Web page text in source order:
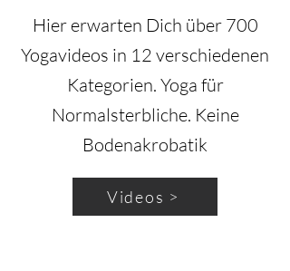
Hier erwarten Dich über 700
Yogavideos in 12 verschiedenen
Kategorien. Yoga für
Normalsterbliche. Keine
Bodenakrobatik
Videos >